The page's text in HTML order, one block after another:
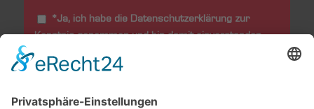
*Ja, ich habe die Datenschutzerklärung zur
Kenntnis genommen und bin damit einverstanden,
dass die von mir angegeben Daten elektronisch
erhoben und gespeichert werden. Meine Daten
Bearbeitung und Beantwortung meiner Frage